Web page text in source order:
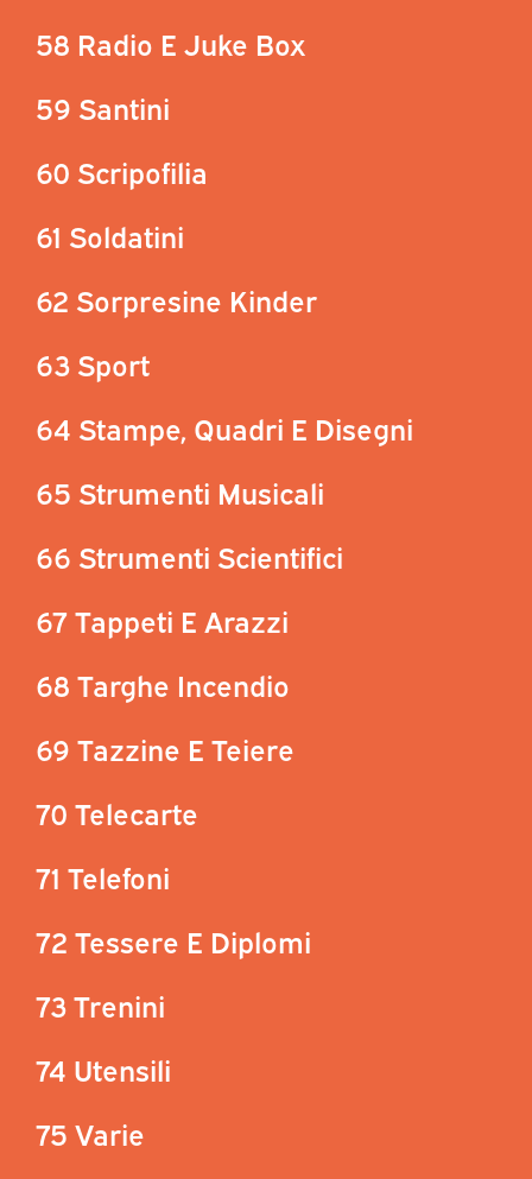
58 Radio E Juke Box
59 Santini
60 Scripofilia
61 Soldatini
62 Sorpresine Kinder
63 Sport
64 Stampe, Quadri E Disegni
65 Strumenti Musicali
66 Strumenti Scientifici
67 Tappeti E Arazzi
68 Targhe Incendio
69 Tazzine E Teiere
70 Telecarte
71 Telefoni
72 Tessere E Diplomi
73 Trenini
74 Utensili
75 Varie